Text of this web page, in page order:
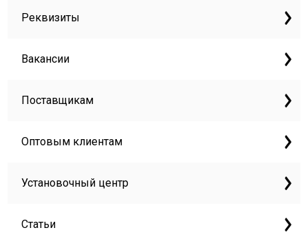
Реквизиты
Вакансии
Поставщикам
Оптовым клиентам
Установочный центр
Статьи